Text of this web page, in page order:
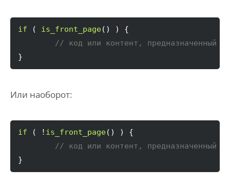
if ( is_front_page( ) )
{
// код или контент, предназначенный
}
Или наоборот:
if ( ! is_front_page( ) )
{
// код или контент, предназначенный
}